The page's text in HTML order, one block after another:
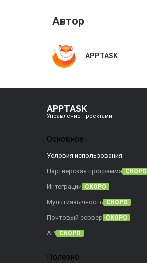
Автор
APPTASK
APPTASK
Управление проектами
Основное
Условия использования
Партнерская программа СКОРО
Интеграции СКОРО
Мультиязычность СКОРО
Почтовый сервер СКОРО
API СКОРО
Полезно